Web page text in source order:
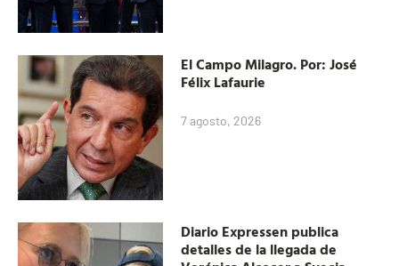
El Campo Milagro. Por: José
Félix Lafaurie
7 agosto, 2026
Diario Expressen publica
detalles de la llegada de